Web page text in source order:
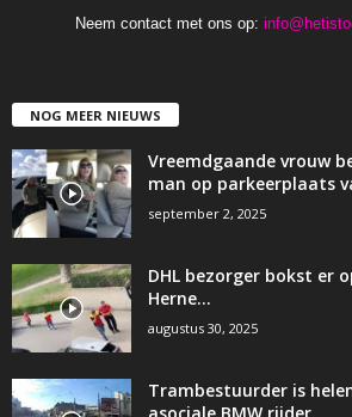
Neem contact met ons op:
NOG MEER NIEUWS
Vreemdgaande vrouw
man op parkeerplaats
september 2, 2025
DHL bezorger bokst er
Herne…
augustus 30, 2025
Trambestuurder is